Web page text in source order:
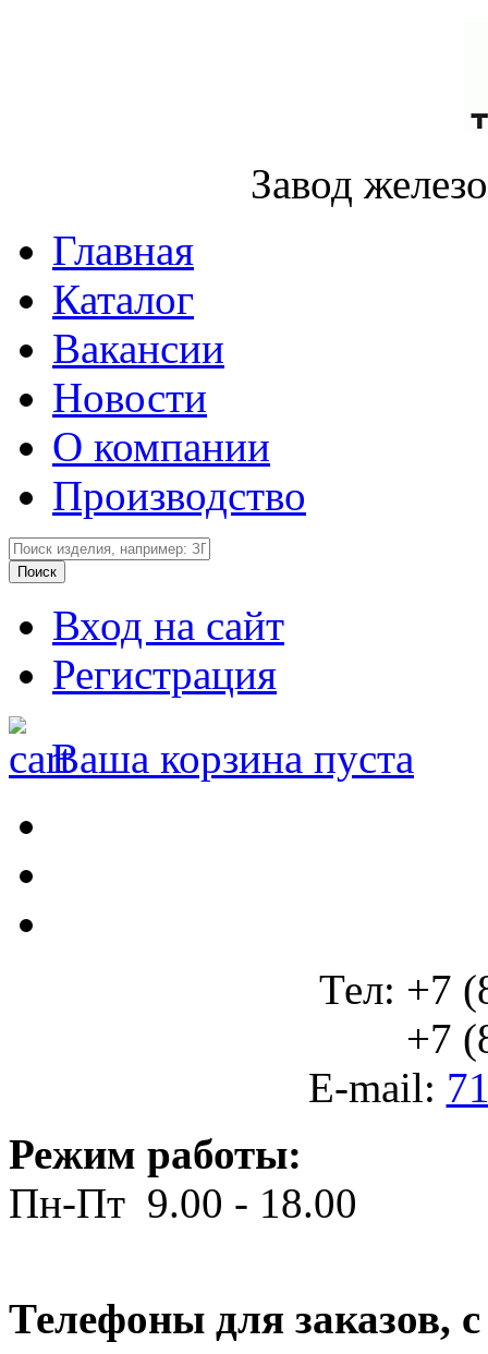
Завод
Главная
Каталог
Вакансии
Новости
О компании
Производство
Вход на сайт
Регистрация
Ваша корзина пуста
Тел: +7
+7
E-mail:
Режим работы:
Пн-Пт 9.00 - 18.00
Телефоны для заказов,